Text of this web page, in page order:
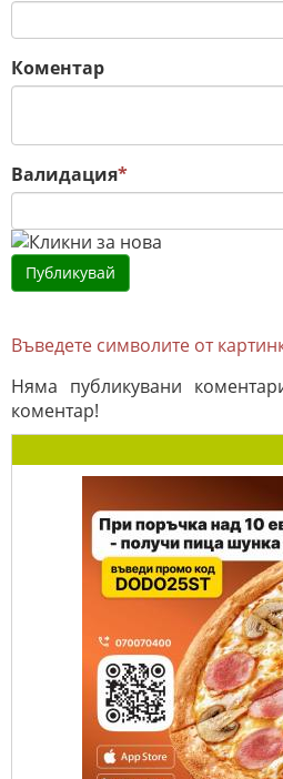
Коментар
Валидация*
Въведете символите от
Няма публикувани
коментар!